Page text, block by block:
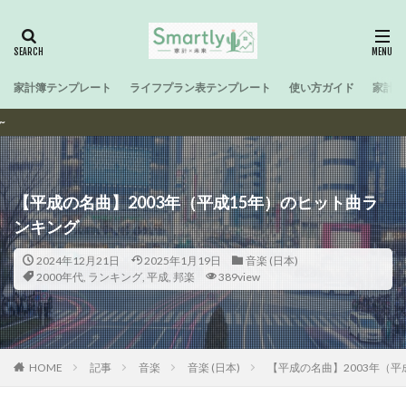
家計簿テンプレート ライフプラン表テンプレート 使い方ガイド 家計
【平成の名曲】2003年（平成15年）のヒット曲ラ
ンキング
2024年12月21日 2025年1月19日
音楽 (日本)
2000年代, ランキング, 平成, 邦楽 389view
HOME 記事 音楽 音楽 (日本) 【平成の名曲】2003年（